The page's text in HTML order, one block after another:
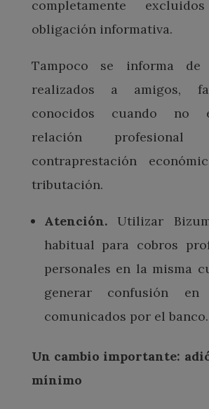
completamente
obligación informativa.
Tampoco se informa de
realizados a amigos,
conocidos cuando no
relación
contraprestación
tributación.
Atención.Utilizar
habitual para cobros
personales en la misma
generar confusión
comunicados por el banco.
Un cambio importante:
mínimo